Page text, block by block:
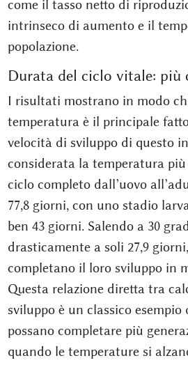
come il tasso netto di
intrinseco di aumento e il
popolazione.
Durata del ciclo vitale: più
I risultati mostrano in modo
temperatura è il principale
velocità di sviluppo di questo
considerata la temperatura
ciclo completo dall’uovo
77,8 giorni, con uno stadio
ben 43 giorni. Salendo a 30
drasticamente a soli 27,9
completano il loro sviluppo in
Questa relazione diretta tra
sviluppo è un classico
possano completare più
quando le temperature si